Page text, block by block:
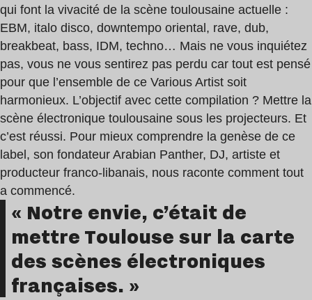
qui font la vivacité de la scène toulousaine actuelle :
EBM, italo disco, downtempo oriental, rave, dub,
breakbeat, bass, IDM, techno… Mais ne vous inquiétez
pas, vous ne vous sentirez pas perdu car tout est pensé
pour que l’ensemble de ce Various Artist soit
harmonieux. L’objectif avec cette compilation ? Mettre la
scène électronique toulousaine sous les projecteurs. Et
c’est réussi. Pour mieux comprendre la genèse de ce
label, son fondateur Arabian Panther, DJ, artiste et
producteur franco-libanais, nous raconte comment tout
a commencé.
« Notre envie, c’était de
mettre Toulouse sur la carte
des scènes électroniques
françaises. »